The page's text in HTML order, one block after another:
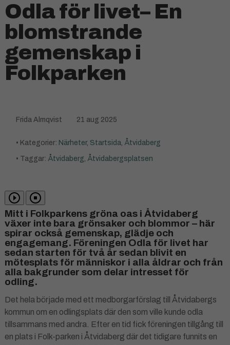
Odla för livet– En
blomstrande
gemenskap i
Folkparken
Frida Almqvist 21 aug 2025
• Kategorier: Närheter, Startsida Åtvidaberg
• Taggar: Åtvidaberg Åtvidabergsplatsen
Mitt i Folkparkens gröna oas i Åtvidaberg
växer inte bara grönsaker och blommor – här
spirar också gemenskap, glädje och
engagemang. Föreningen Odla för livet har
sedan starten för två år sedan blivit en
mötesplats för människor i alla åldrar och från
alla bakgrunder som delar intresset för
odling.
Det hela började med ett medborgarförslag till Åtvidabergs
kommun om en odlingsplats där den som ville kunde odla
tillsammans med andra. Efter en tid fick föreningen tillgång till
en plats i Folk-parken i Åtvidaberg där det tidigare funnits en